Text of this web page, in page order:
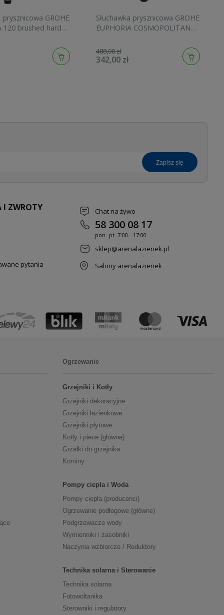
prysznicowa GROHE
120 brushed hard
Słuchawka prysznicowa GROHE
EUPHORIA COSMOPOLITAN
27400GN0
488,00 zł
342,00 zł
zapisz się
I ZWROTY
pytania
Chat na żywo
58 300 08 17
pon.-pt. 7:00 - 17:00
sklep@arenalazienek.pl
Salony arenalazienek
Ogrzewanie
Grzejniki i Kotły
Grzejniki dekoracyjne
Grzejniki łazienkowe
Grzejniki płytowe
Kotły i piece (główne)
Grzałki do grzejnika
Kominy
Pompy ciepła i Woda
Pompy ciepła (producenci)
Ogrzewanie podłogowe (główne)
Podgrzewacze wody
Wymienniki i zasobniki
Naczynia wzbiorcze / Reduktory
Technika solarna i Sterowanie
Technika solarna
Fotowoltanika
Sterowniki i regulatory